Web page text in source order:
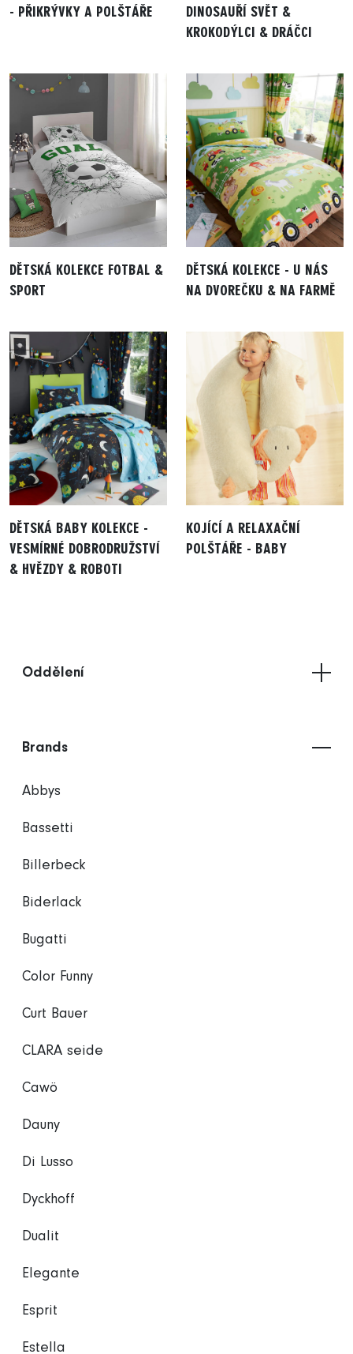
- PŘIKRÝVKY A POLŠTÁŘE
DINOSAUŘÍ SVĚT &
KROKODÝLCI & DRÁČCI
DĚTSKÁ KOLEKCE FOTBAL &
SPORT
DĚTSKÁ KOLEKCE - U NÁS
NA DVOREČKU & NA FARMĚ
DĚTSKÁ BABY KOLEKCE -
VESMÍRNÉ DOBRODRUŽSTVÍ
& HVĚZDY & ROBOTI
KOJÍCÍ A RELAXAČNÍ
POLŠTÁŘE - BABY
Oddělení
Brands
Abbys
Bassetti
Billerbeck
Biderlack
Bugatti
Color Funny
Curt Bauer
CLARA seide
Cawö
Dauny
Di Lusso
Dyckhoff
Dualit
Elegante
Esprit
Estella